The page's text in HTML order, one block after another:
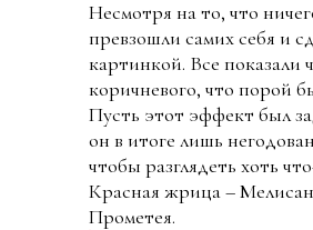
Несмотря на то, что
превзошли самих себя и
картинкой. Все показали
коричневого, что порой
Пусть этот эффект был
он в итоге лишь
чтобы разглядеть хоть
Красная жрица –
Прометея.